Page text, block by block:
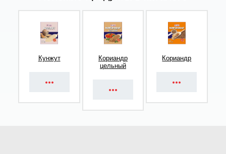
Кунжут
Кориандр
цельный
Кориандр